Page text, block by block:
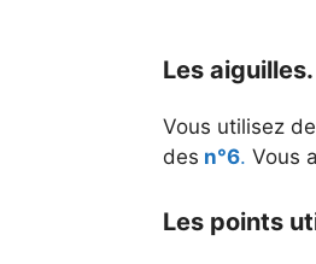
Les aiguilles.
Vous utilisez
des n°6. Vous
Les points